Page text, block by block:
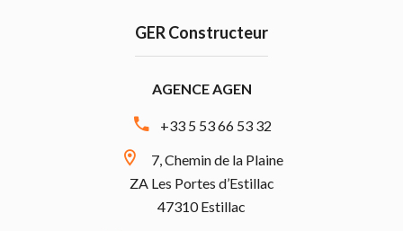
GER Constructeur
AGENCE AGEN
+33 5 53 66 53 32
7, Chemin de la Plaine
ZA Les Portes d’Estillac
47310 Estillac